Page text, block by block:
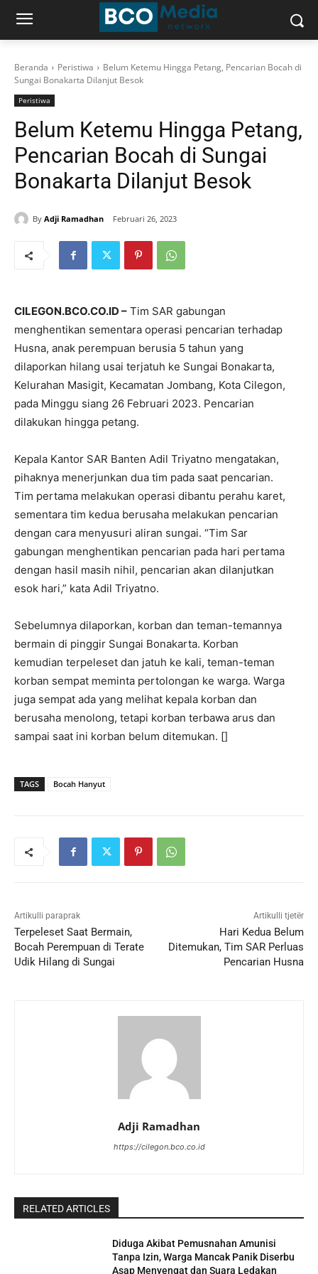
Beranda Peristiwa
Belum Ketemu Hingga Petang, Pencarian Bocah di
Sungai Bonakarta Dilanjut Besok
Peristiwa
Belum Ketemu Hingga Petang,
Pencarian Bocah di Sungai
Bonakarta Dilanjut Besok
By Adji Ramadhan Februari 26, 2023
CILEGON.BCO.CO.ID – Tim SAR gabungan
menghentikan sementara operasi pencarian terhadap
Husna, anak perempuan berusia 5 tahun yang
dilaporkan hilang usai terjatuh ke Sungai Bonakarta,
Kelurahan Masigit, Kecamatan Jombang, Kota Cilegon,
pada Minggu siang 26 Februari 2023. Pencarian
dilakukan hingga petang.
Kepala Kantor SAR Banten Adil Triyatno mengatakan,
pihaknya menerjunkan dua tim pada saat pencarian.
Tim pertama melakukan operasi dibantu perahu karet,
sementara tim kedua berusaha melakukan pencarian
dengan cara menyusuri aliran sungai. “Tim Sar
gabungan menghentikan pencarian pada hari pertama
dengan hasil masih nihil, pencarian akan dilanjutkan
esok hari,” kata Adil Triyatno.
Sebelumnya dilaporkan, korban dan teman-temannya
bermain di pinggir Sungai Bonakarta. Korban
kemudian terpeleset dan jatuh ke kali, teman-teman
korban sempat meminta pertolongan ke warga. Warga
juga sempat ada yang melihat kepala korban dan
berusaha menolong, tetapi korban terbawa arus dan
sampai saat ini korban belum ditemukan. []
TAGS Bocah Hanyut
Artikulli paraprak
Terpeleset Saat Bermain,
Bocah Perempuan di Terate
Udik Hilang di Sungai
Artikulli tjetër
Hari Kedua Belum
Ditemukan, Tim SAR Perluas
Pencarian Husna
Adji Ramadhan
https://cilegon.bco.co.id
RELATED ARTICLES
Diduga Akibat Pemusnahan Amunisi
Tanpa Izin, Warga Mancak Panik Diserbu
Asap Menyengat dan Suara Ledakan